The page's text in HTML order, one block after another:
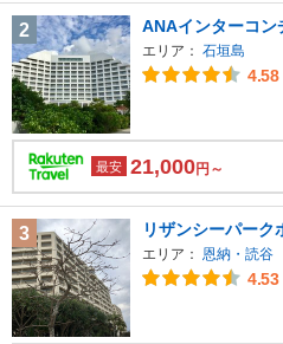
2 ANAインターコン
エリア： 石垣島
4.58
最安 21,000円～
3 リザンシーパーク
エリア： 恩納・読谷
4.53